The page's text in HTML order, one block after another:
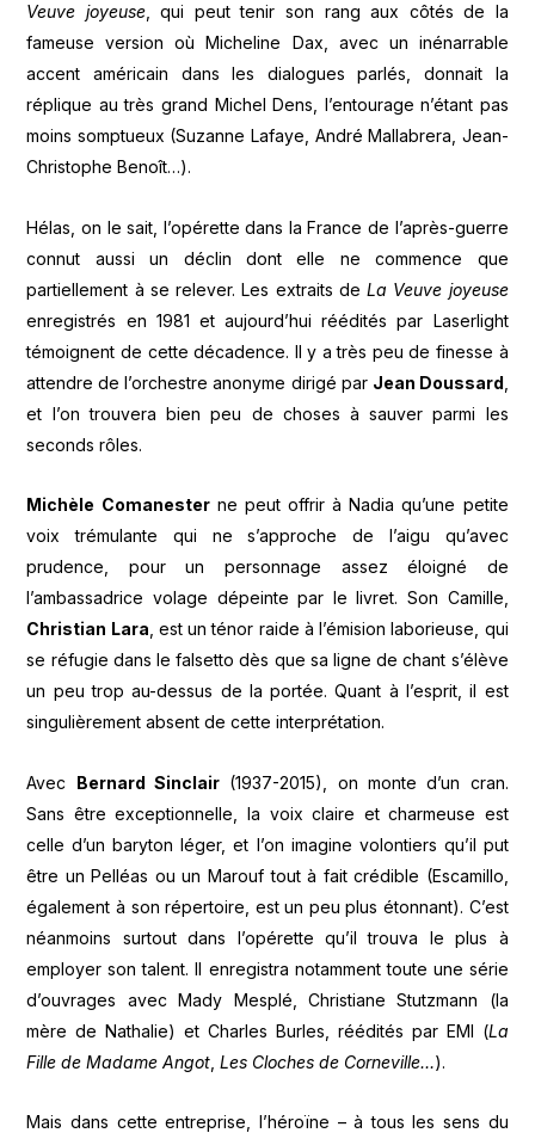
Veuve joyeuse, qui peut tenir son rang aux côtés de la
fameuse version où Micheline Dax, avec un inénarrable
accent américain dans les dialogues parlés, donnait la
réplique au très grand Michel Dens, l’entourage n’étant pas
moins somptueux (Suzanne Lafaye, André Mallabrera, Jean-
Christophe Benoît…).
Hélas, on le sait, l’opérette dans la France de l’après-guerre
connut aussi un déclin dont elle ne commence que
partiellement à se relever. Les extraits deLa Veuve joyeuse
enregistrés en 1981 et aujourd’hui réédités par Laserlight
témoignent de cette décadence. Il y a très peu de finesse à
attendre de l’orchestre anonyme dirigé par Jean Doussard
et l’on trouvera bien peu de choses à sauver parmi les
seconds rôles.
Michèle Comanesterne peut offrir à Nadia qu’une petite
voix trémulante qui ne s’approche de l’aigu qu’avec
prudence, pour un personnage assez éloigné de
l’ambassadrice volage dépeinte par le livret. Son Camille,
Christian Lara, est un ténor raide à l’émision laborieuse, qui
se réfugie dans le falsetto dès que sa ligne de chant s’élève
un peu trop au-dessus de la portée. Quant à l’esprit, il est
singulièrement absent de cette interprétation.
Avec Bernard Sinclair (1937-2015), on monte d’un cran.
Sans être exceptionnelle, la voix claire et charmeuse est
celle d’un baryton léger, et l’on imagine volontiers qu’il put
être un Pelléas ou un Marouf tout à fait crédible (Escamillo,
également à son répertoire, est un peu plus étonnant). C’est
néanmoins surtout dans l’opérette qu’il trouva le plus à
employer son talent. Il enregistra notamment toute une série
d’ouvrages avec Mady Mesplé, Christiane Stutzmann (la
mère de Nathalie) et Charles Burles, réédités par EMI (La
Fille de Madame Angot ,Les Cloches de Corneville…).
Mais dans cette entreprise, l’héroïne – à tous les sens du